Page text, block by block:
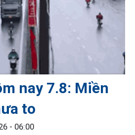
nay 7.8: Miền
to
- 06:00